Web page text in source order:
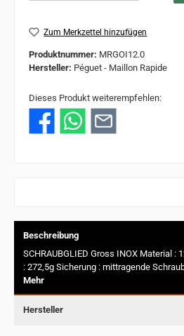
Zum Merkzettel hinzufügen
Produktnummer: MRGOI12.0
Hersteller: Péguet - Maillon Rapide
Dieses Produkt weiterempfehlen:
Beschreibung
SCHRAUBGLIED Gross INOX Material :
: 272,5g Sicherung : mittragende
Mehr
Hersteller